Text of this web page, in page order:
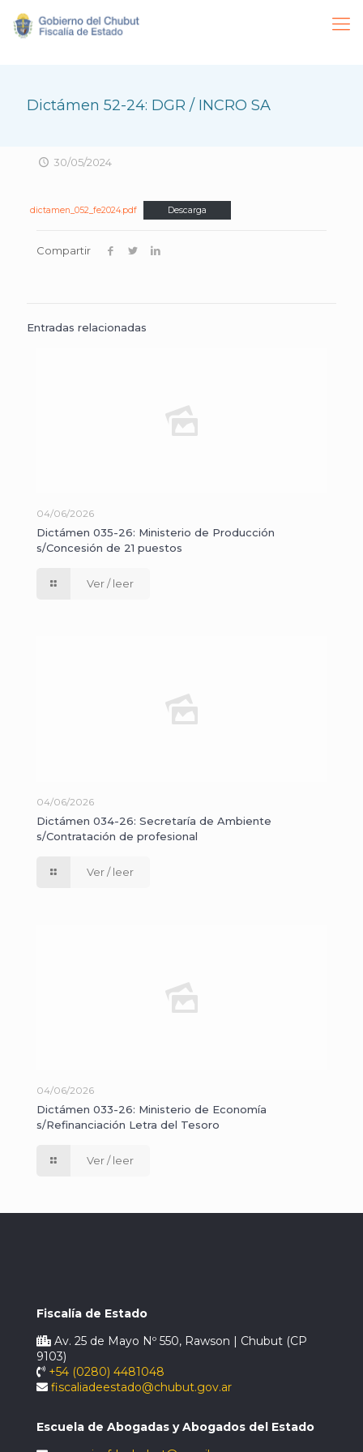
Dictámen 52-24: DGR / INCRO SA
30/05/2024
dictamen_052_fe2024.pdf Descarga
Compartir
Entradas relacionadas
04/06/2026
Dictámen 035-26: Ministerio de Producción
s/Concesión de 21 puestos
Ver / leer
04/06/2026
Dictámen 034-26: Secretaría de Ambiente
s/Contratación de profesional
Ver / leer
04/06/2026
Dictámen 033-26: Ministerio de Economía
s/Refinanciación Letra del Tesoro
Ver / leer
Fiscalía de Estado
Av. 25 de Mayo Nº 550, Rawson | Chubut (CP
9103)
+54 (0280) 4481048
fiscaliadeestado@chubut.gov.ar
Escuela de Abogadas y Abogados del Estado